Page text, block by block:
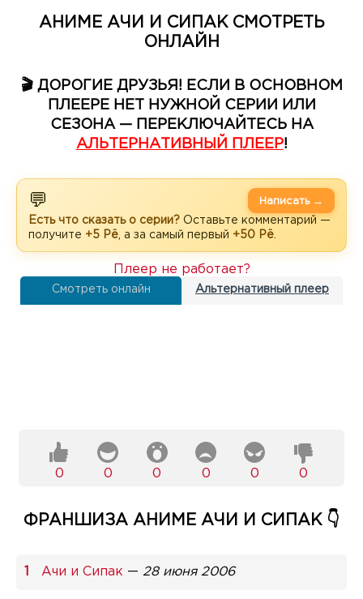
АНИМЕ АЧИ И СИПАК СМОТРЕТЬ
ОНЛАЙН
🎬 ДОРОГИЕ ДРУЗЬЯ! ЕСЛИ В ОСНОВНОМ
ПЛЕЕРЕ НЕТ НУЖНОЙ СЕРИИ ИЛИ
СЕЗОНА — ПЕРЕКЛЮЧАЙТЕСЬ НА
АЛЬТЕРНАТИВНЫЙ ПЛЕЕР!
💬
Есть что сказать о серии? Оставьте комментарий —
получите +5 Рё , а за самый первый +50 Рё
Написать →
Смотреть онлайн Альтернативный плеер
Плеер не работает?
0 0 0 0 0 0
ФРАНШИЗА АНИМЕ АЧИ И СИПАК 👇
Ачи и Сипак — 28 июня 2006